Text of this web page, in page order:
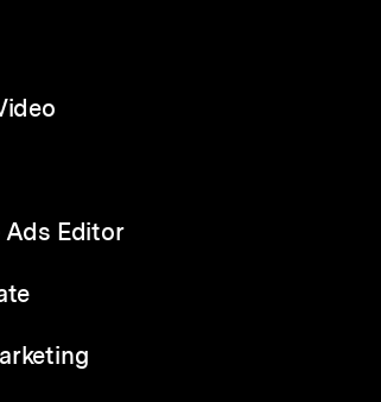
Ads Editor